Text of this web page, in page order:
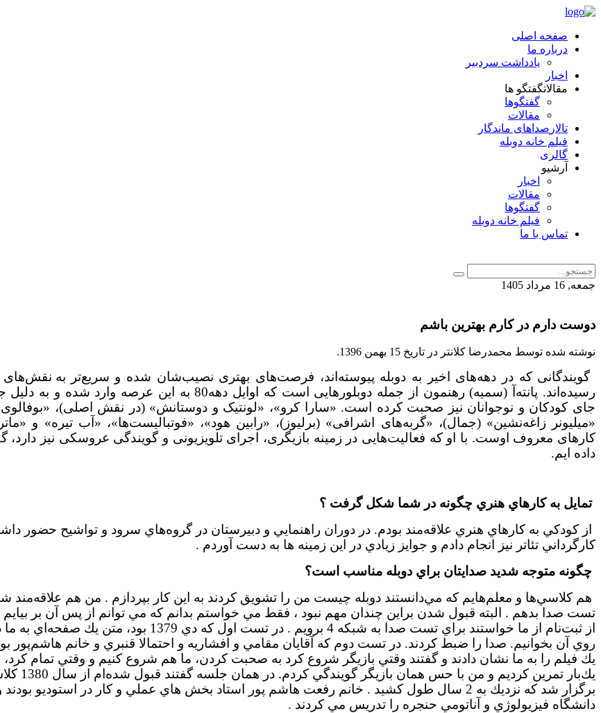
صفحه اصلی
درباره ما
یادداشت سردبیر
اخبار
مقالاتگفتگو ها
گفتگوها
مقالات
تالار صداهای ماندگار
فیلم خانه دوبله
گالری
آرشیو
اخبار
مقالات
گفتگوها
فیلم خانه دوبله
تماس با ما
جمعه, 16 مرداد 1405
دوست دارم در کارم بهترین باشم
نوشته شده توسط محمدرضا کلانتر در تاریخ 15 بهمن 1396 .
گویندگانی که در دهه‌های اخیر به دوبله پیوسته‌اند، فرصت‌های بهتری نصیب‌شان شده و سریع‌تر
به نقش‌های
رسیده‌اند. پانته‌آ (سمیه)‌ رهنمون از جمله دوبلورهایی است که اوایل دهه80 به این
جای کودکان و نوجوانان نیز صحبت کرده است. «سارا کرو»، «لونتیک و دوستانش» (در نقش اصلی)‌، «بوفالوی
«میلیونر زاغه‌نشین» (جمال)‌، «گربه‌های اشرافی» (برلیوز)‌، «رابین هود»، «فوتبالیست‌ها»، «آب تیره» و
کارهای معروف اوست. با او که فعالیت‌هایی در زمینه بازیگری، اجرای تلویزیونی و گویندگی عروسکی نیز دارد،
داده ایم.
تمايل به كارهاي هنري چگونه در شما شكل گرفت ؟
از كودكي به كارهاي هنري علاقه‌مند بودم. در دوران راهنمايي و دبيرستان در گروه‌هاي سرود و تواشيح حضور
كارگرداني تئاتر نيز انجام دادم و جوايز زيادي در اين زمينه ها به دست آوردم .
چگونه متوجه شديد صدايتان براي دوبله مناسب است؟
هم كلاسي‌ها و معلم‌هايم كه مي‌دانستند دوبله چيست من را تشويق كردند به اين كار بپردازم . من هم علاقه‌مند
تست صدا بدهم . البته قبول شدن براين چندان مهم نبود ، فقط مي خواستم بدانم كه مي توانم از پس آن بر بيايم
از ثبت‌نام از ما خواستند براي تست صدا به شبكه 4 برويم . در تست اول كه دي‌
روي آن بخوانيم. صدا را ضبط كردند. در تست دوم كه آقايان مقامي و افشاريه و احتمالا قنبري و خانم هاشم‌پور
يك فيلم را به ما نشان دادند و گفتند وقتي بازيگر شروع كرد به صحبت كردن، ما هم شروع كنيم و وقتي تمام
يك‌بار تمرين
برگزار شد كه نزديك به 2 سال طول كشيد .
خانم رفعت هاشم پور استاد بخش هاي عملي و كار در استوديو بودند
دانشگاه فيزيولوژي و آناتومي حنجره را تدريس مي كردند .